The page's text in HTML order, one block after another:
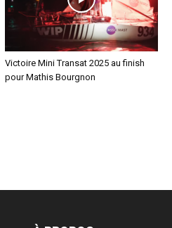
Victoire Mini Transat 2025 au finish
pour Mathis Bourgnon